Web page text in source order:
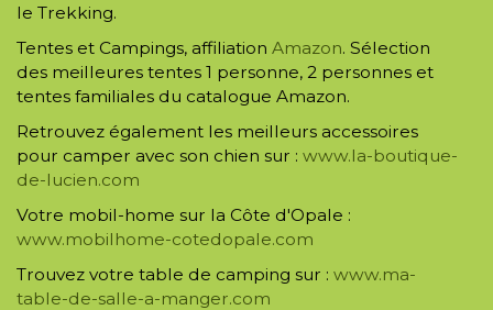
le Trekking.
Tentes et Campings, affiliation Amazon. Sélection
des meilleures tentes 1 personne, 2 personnes et
tentes familiales du catalogue Amazon.
Retrouvez également les meilleurs accessoires
pour camper avec son chien sur : www.la-boutique-
de-lucien.com
Votre mobil-home sur la Côte d'Opale :
www.mobilhome-cotedopale.com
Trouvez votre table de camping sur : www.ma-
table-de-salle-a-manger.com